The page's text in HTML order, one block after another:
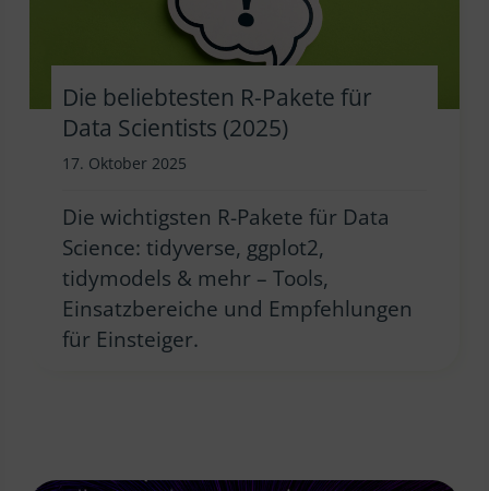
Die beliebtesten R-Pakete für
Data Scientists (2025)
17. Oktober 2025
Die wichtigsten R-Pakete für Data
Science: tidyverse, ggplot2,
tidymodels & mehr – Tools,
Einsatzbereiche und Empfehlungen
für Einsteiger.